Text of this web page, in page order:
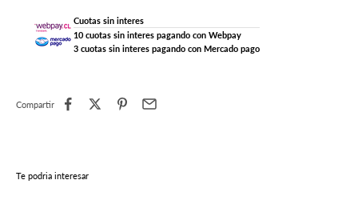
Cuotas sin interes
10 cuotas sin interes pagando con Webpay
3 cuotas sin interes pagando con Mercado pago
Compartir
Te podria interesar